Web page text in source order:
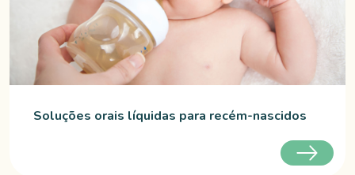
Soluções orais líquidas para recém-nascidos